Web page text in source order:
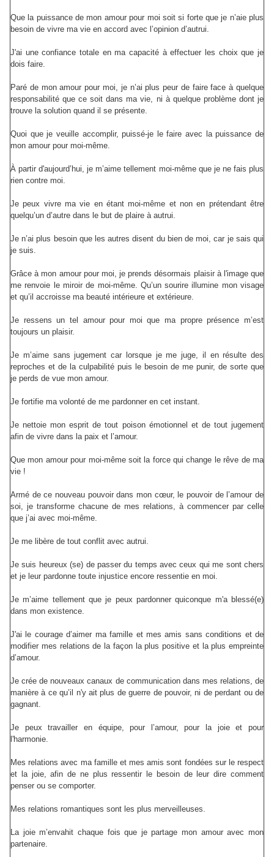
Que la puissance de mon amour pour moi soit si forte que je n’aie plus
besoin de vivre ma vie en accord avec l’opinion d’autrui.
J'ai une confiance totale en ma capacité à effectuer les choix que je
dois faire.
Paré de mon amour pour moi, je n’ai plus peur de faire face à quelque
responsabilité que ce soit dans ma vie, ni à quelque problème dont je
trouve la solution quand il se présente.
Quoi que je veuille accomplir, puissé-je le faire avec la puissance de
mon amour pour moi-même.
À partir d'aujourd’hui, je m’aime tellement moi-même que je ne fais plus
rien contre moi.
Je peux vivre ma vie en étant moi-même et non en prétendant être
quelqu’un d’autre dans le but de plaire à autrui.
Je n’ai plus besoin que les autres disent du bien de moi, car je sais qui
je suis.
Grâce à mon amour pour moi, je prends désormais plaisir à l'image que
me renvoie le miroir de moi-même. Qu’un sourire illumine mon visage
et qu’il accroisse ma beauté intérieure et extérieure.
Je ressens un tel amour pour moi que ma propre présence m’est
toujours un plaisir.
Je m’aime sans jugement car lorsque je me juge, il en résulte des
reproches et de la culpabilité puis le besoin de me punir, de sorte que
je perds de vue mon amour.
Je fortifie ma volonté de me pardonner en cet instant.
Je nettoie mon esprit de tout poison émotionnel et de tout jugement
afin de vivre dans la paix et l’amour.
Que mon amour pour moi-même soit la force qui change le rêve de ma
vie !
Armé de ce nouveau pouvoir dans mon cœur, le pouvoir de l’amour de
soi, je transforme chacune de mes relations, à commencer par celle
que j’ai avec moi-même.
Je me libère de tout conflit avec autrui.
Je suis heureux (se) de passer du temps avec ceux qui me sont chers
et je leur pardonne toute injustice encore ressentie en moi.
Je m’aime tellement que je peux pardonner quiconque m'a blessé(e)
dans mon existence.
J'ai le courage d’aimer ma famille et mes amis sans conditions et de
modifier mes relations de la façon la plus positive et la plus empreinte
d’amour.
Je crée de nouveaux canaux de communication dans mes relations, de
manière à ce qu’il n'y ait plus de guerre de pouvoir, ni de perdant ou de
gagnant.
Je peux travailler en équipe, pour l’amour, pour la joie et pour
l'harmonie.
Mes relations avec ma famille et mes amis sont fondées sur le respect
et la joie, afin de ne plus ressentir le besoin de leur dire comment
penser ou se comporter.
Mes relations romantiques sont les plus merveilleuses.
La joie m’envahit chaque fois que je partage mon amour avec mon
partenaire.